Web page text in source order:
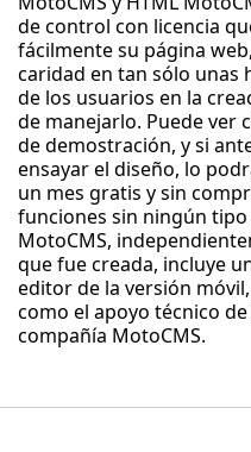
de control con licencia
fácilmente su página
caridad en tan sólo unas
de los usuarios en la
de manejarlo. Puede ver
de demostración, y si
ensayar el diseño, lo
un mes gratis y sin
funciones sin ningún
MotoCMS,
que fue creada, incluye
editor de la versión
como el apoyo técnico
compañía MotoCMS.